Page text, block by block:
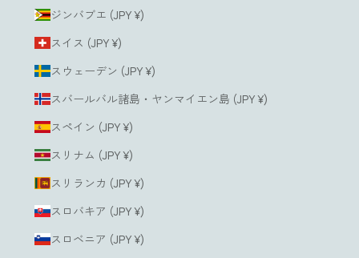
ジンバブエ (JPY ¥)
スイス (JPY ¥)
スウェーデン (JPY ¥)
スバールバル諸島・ヤンマイエン島 (JPY ¥)
スペイン (JPY ¥)
スリナム (JPY ¥)
スリランカ (JPY ¥)
スロバキア (JPY ¥)
スロベニア (JPY ¥)